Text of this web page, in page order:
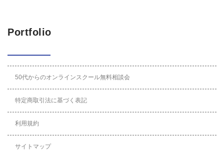
Portfolio
50代からのオンラインスクール無料相談会
特定商取引法に基づく表記
利用規約
サイトマップ